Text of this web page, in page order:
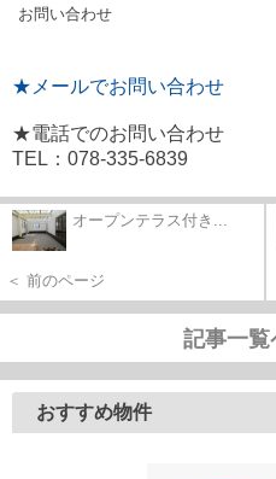
お問い合わせ
★メールでお問い合わせ
★電話でのお問い合わせ
TEL：078-335-6839
オープンテラス付き...
＜ 前のページ
記事一覧
おすすめ物件